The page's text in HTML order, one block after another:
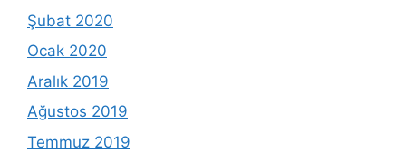
Şubat 2020
Ocak 2020
Aralık 2019
Ağustos 2019
Temmuz 2019